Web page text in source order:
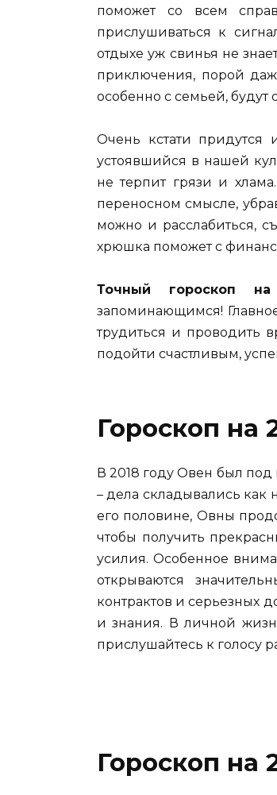
поможет со всем
прислушиваться к
отдыхе уж свинья не
приключения, порой
особенно с семьей,
Очень кстати придутся
устоявшийся в нашей
не терпит грязи и
переносном смысле,
можно и расслабиться,
хрюшка поможет с
Точный гороскоп на
запоминающимся!
трудиться и проводить
подойти счастливым,
Гороскоп на
В 2018 году Овен был под
– дела складывались как
его половине, Овны
чтобы получить
усилия. Особенное
открываются
контрактов и серьезных
и знания. В личной
прислушайтесь к голосу
Гороскоп на